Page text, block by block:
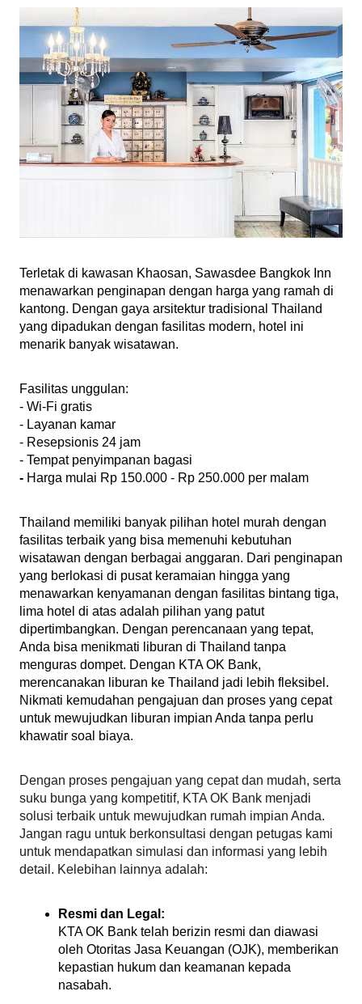
Terletak di kawasan Khaosan, Sawasdee Bangkok Inn
menawarkan penginapan dengan harga yang ramah di
kantong. Dengan gaya arsitektur tradisional Thailand
yang dipadukan dengan fasilitas modern, hotel ini
menarik banyak wisatawan.
Fasilitas unggulan:
- Wi-Fi gratis
- Layanan kamar
- Resepsionis 24 jam
- Tempat penyimpanan bagasi
- Harga mulai Rp 150.000 - Rp 250.000 per malam
Thailand memiliki banyak pilihan hotel murah dengan
fasilitas terbaik yang bisa memenuhi kebutuhan
wisatawan dengan berbagai anggaran. Dari penginapan
yang berlokasi di pusat keramaian hingga yang
menawarkan kenyamanan dengan fasilitas bintang tiga,
lima hotel di atas adalah pilihan yang patut
dipertimbangkan. Dengan perencanaan yang tepat,
Anda bisa menikmati liburan di Thailand tanpa
menguras dompet. Dengan KTA OK Bank,
merencanakan liburan ke Thailand jadi lebih fleksibel.
Nikmati kemudahan pengajuan dan proses yang cepat
untuk mewujudkan liburan impian Anda tanpa perlu
khawatir soal biaya.
Dengan proses pengajuan yang cepat dan mudah, serta
suku bunga yang kompetitif, KTA OK Bank menjadi
solusi terbaik untuk mewujudkan rumah impian Anda.
Jangan ragu untuk berkonsultasi dengan petugas kami
untuk mendapatkan simulasi dan informasi yang lebih
detail. Kelebihan lainnya adalah:
Resmi dan Legal:
KTA OK Bank telah berizin resmi dan diawasi
oleh Otoritas Jasa Keuangan (OJK), memberikan
kepastian hukum dan keamanan kepada
nasabah.